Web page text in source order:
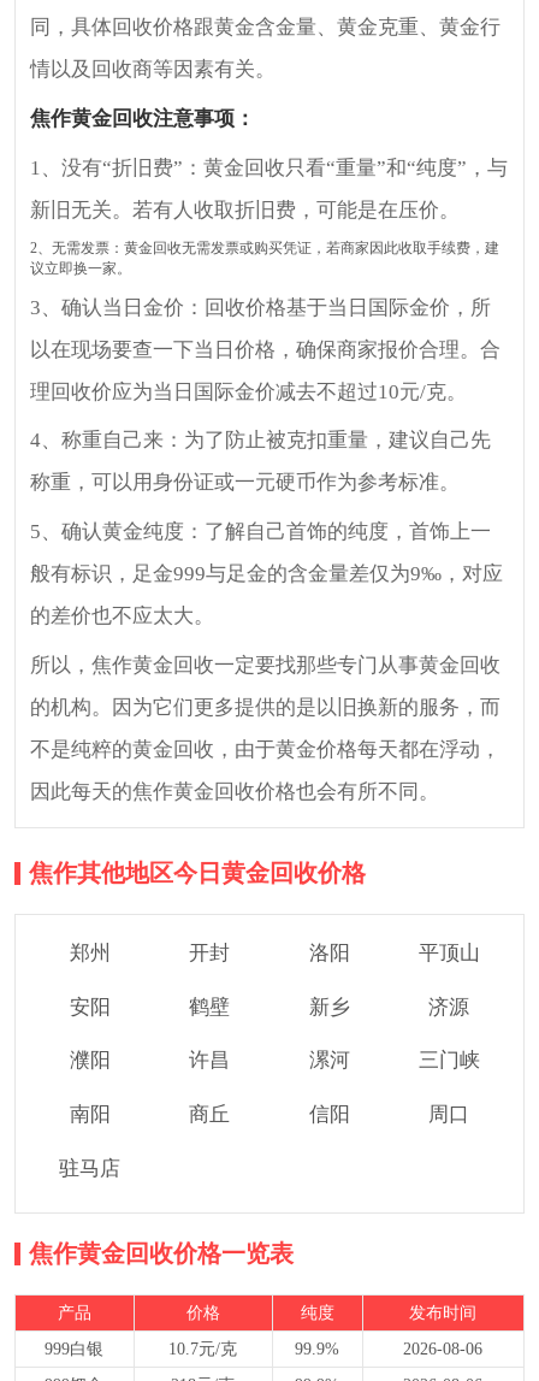
同，具体回收价格跟黄金含金量、黄金克重、黄金行
情以及回收商等因素有关。
焦作黄金回收注意事项：
1、没有“折旧费”：黄金回收只看“重量”和“纯度”，与
新旧无关。若有人收取折旧费，可能是在压价。
2、无需发票：黄金回收无需发票或购买凭证，若商家因此收取手续费，建
议立即换一家。
3、确认当日金价：回收价格基于当日国际金价，所
以在现场要查一下当日价格，确保商家报价合理。合
理回收价应为当日国际金价减去不超过10元/克。
4、称重自己来：为了防止被克扣重量，建议自己先
称重，可以用身份证或一元硬币作为参考标准。
5、确认黄金纯度：了解自己首饰的纯度，首饰上一
般有标识，足金999与足金的含金量差仅为9‰，对应
的差价也不应太大。
所以，焦作黄金回收一定要找那些专门从事黄金回收
的机构。因为它们更多提供的是以旧换新的服务，而
不是纯粹的黄金回收，由于黄金价格每天都在浮动，
因此每天的焦作黄金回收价格也会有所不同。
焦作其他地区今日黄金回收价格
郑州 开封 洛阳 平顶山
安阳 鹤壁 新乡 济源
濮阳 许昌 漯河 三门峡
南阳 商丘 信阳 周口
驻马店
焦作黄金回收价格一览表
产品 价格 纯度
发布时间
999白银
10.7元/克 99.9%
2026-08-06